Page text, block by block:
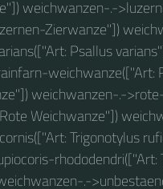
weichwanzen-.-
Zierwanze"])
Psallus
weichwanze(["Art:
weichwanzen-.-
Weichwanze"])
Trigonotylus
rhododendri(["Art:
.-